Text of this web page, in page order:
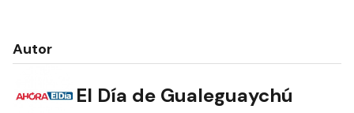
Autor
El Día de Gualeguaychú